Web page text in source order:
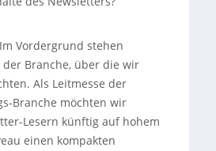
Vordergrund stehen
Branche, über die wir
Als Leitmesse der
Branche möchten wir
Lesern künftig auf hohem
einen kompakten